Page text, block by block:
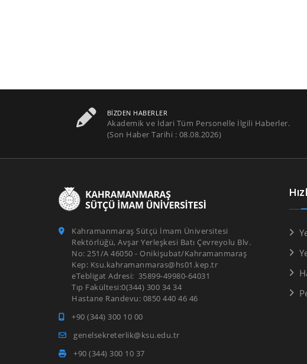
BIZDEN HABERLER
Akademik ve İdari Tüm Personelle İlgili Haberler.
(Son Haber Tarihi : 08.08.2026)
Kahramanmaraş Sütçü İmam Üniversitesi
Rektörlüğü, Avşar Yerleşkesi Batı Çevreyolu Blv.
No: 251/A 46050 - Onikişubat/Kahramanmaraş
Kep: Ksu.kahramanmaras@hs01.kep.tr
eTebligat Adresi: 35899-49980-64031
Tıp Fakültesi:0(344) 300 34 34
Hastane Randevu: 0850 440 46 46
+90 (344) 300 10 00
genelsekreterlik@ksu.edu.tr
+90 (344) 300 10 37